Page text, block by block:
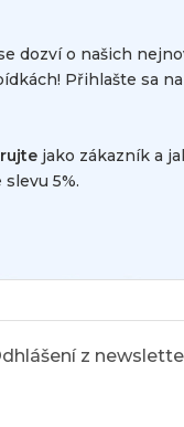
dozví o našich
Přihlašte sa
jako zákazník a
5%.
z